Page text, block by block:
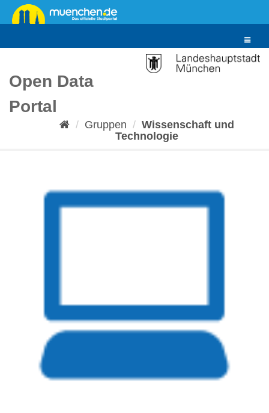
Überspringen
zum
Toggle
Open Data
Portal
Gruppen
Wissenschaft und
Technologie